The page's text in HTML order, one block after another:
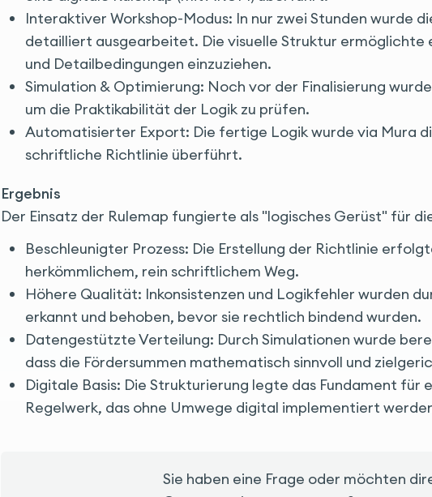
Interaktiver Workshop-Modus: In nur zwei Stunden wurde
detailliert ausgearbeitet. Die visuelle Struktur ermöglichte
und Detailbedingungen einzuziehen.
Simulation & Optimierung: Noch vor der Finalisierung
um die Praktikabilität der Logik zu prüfen.
Automatisierter Export: Die fertige Logik wurde via Mura
schriftliche Richtlinie überführt.
Ergebnis
Der Einsatz der Rulemap fungierte als "logisches Gerüst" für
Beschleunigter Prozess: Die Erstellung der Richtlinie
herkömmlichem, rein schriftlichem Weg.
Höhere Qualität: Inkonsistenzen und Logikfehler wurden
erkannt und behoben, bevor sie rechtlich bindend wurden.
Datengestützte Verteilung: Durch Simulationen wurde
dass die Fördersummen mathematisch sinnvoll und
Digitale Basis: Die Strukturierung legte das Fundament für
Regelwerk, das ohne Umwege digital implementiert
Sie haben eine Frage oder möchten